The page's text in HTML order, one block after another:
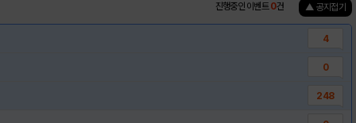
진행중인 이벤트0건 ▲ 공지접기
4
0
248